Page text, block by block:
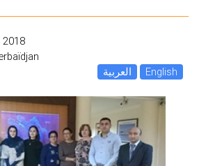
2018
العربية
English